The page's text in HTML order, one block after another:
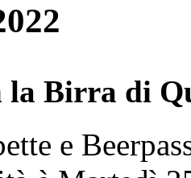
la Birra di
e